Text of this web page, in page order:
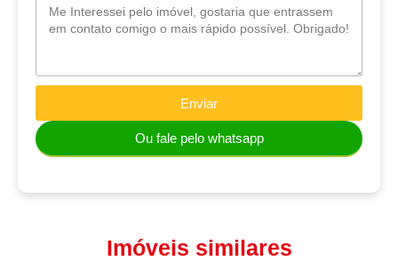
Enviar
Ou fale pelo whatsapp
Imóveis similares